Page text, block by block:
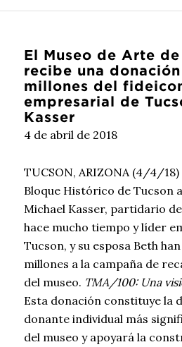
El Museo de Arte de
recibe una
millones del
empresarial de
Kasser
4 de abril de 2018
TUCSON, ARIZONA (4/4/
Bloque Histórico de Tucson
Michael Kasser, partidario
hace mucho tiempo y líder
Tucson, y su esposa Beth
millones a la campaña de
del museo. TMA/100: Una
Esta donación constituye la
donante individual más
del museo y apoyará la